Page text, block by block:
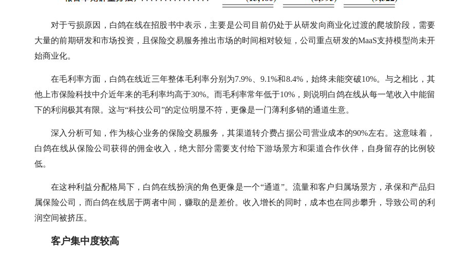
对于亏损原因，白鸽在线在招股书中表示，主要是公司目前仍处于从研发向商业化过渡的爬坡阶段，需要
大量的前期研发和市场投资，且保险交易服务推出市场的时间相对较短，公司重点研发的MaaS支持模型尚未开
始商业化。
在毛利率方面，白鸽在线近三年整体毛利率分别为7.9%、9.1%和8.4%，始终未能突破10%。与之相比，其
他上市保险科技中介近年来的毛利率均高于30%。而毛利率常年低于10%，则说明白鸽在线从每一笔收入中能留
下的利润极其有限。这与“科技公司”的定位明显不符，更像是一门薄利多销的通道生意。
深入分析可知，作为核心业务的保险交易服务，其渠道转介费占据公司营业成本的90%左右。这意味着，
白鸽在线从保险公司获得的佣金收入，绝大部分需要支付给下游场景方和渠道合作伙伴，自身留存的比例较
低。
在这种利益分配格局下，白鸽在线扮演的角色更像是一个“通道”。流量和客户归属场景方，承保和产品归
属保险公司，而白鸽在线居于两者中间，赚取的是差价。收入增长的同时，成本也在同步攀升，导致公司的利
润空间被挤压。
客户集中度较高